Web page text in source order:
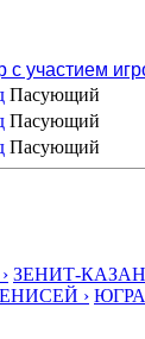
с участием
Пасующий
Пасующий
Пасующий
ЗЕНИТ-
ЕНИСЕЙ ›